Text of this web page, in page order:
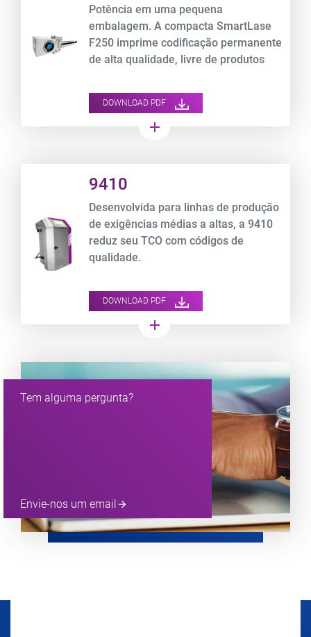
Potência em uma pequena
embalagem. A compacta SmartLase
F250 imprime codificação permanente
de alta qualidade, livre de produtos
operacionais.
DOWNLOAD PDF
add
9410
Desenvolvida para linhas de produção
de exigências médias a altas, a 9410
reduz seu TCO com códigos de
qualidade.
DOWNLOAD PDF
add
Tem alguma pergunta?
Envie-nos um emailarrow_forward